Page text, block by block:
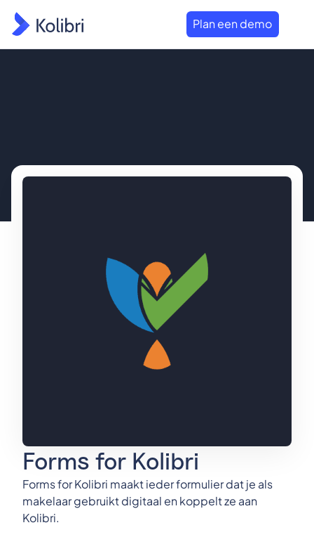
Plan een demo
Forms for Kolibri
Forms for Kolibri maakt ieder formulier dat je als
makelaar gebruikt digitaal en koppelt ze aan
Kolibri.